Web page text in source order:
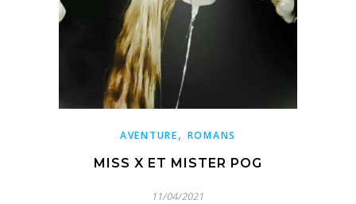
AVENTURE, ROMANS
MISS X ET MISTER POG
11/04/2021